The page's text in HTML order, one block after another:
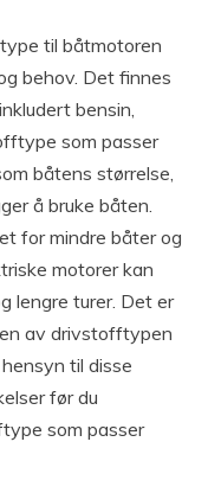
til båtmotoren
behov. Det finnes
bensin,
som passer
båtens størrelse,
å bruke båten.
for mindre båter og
motorer kan
lengre turer. Det er
av drivstofftypen
til disse
før du
som passer